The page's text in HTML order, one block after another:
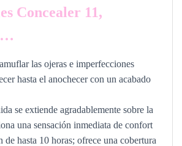
Concealer 11,
…
las ojeras e imperfecciones
hasta el anochecer con un acabado
se extiende agradablemente sobre la
una sensación inmediata de confort
de hasta 10 horas; ofrece una cobertura